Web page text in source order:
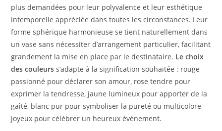
plus demandées pour leur polyvalence et leur esthétique
intemporelle appréciée dans toutes les circonstances. Leur
forme sphérique harmonieuse se tient naturellement dans
un vase sans nécessiter d’arrangement particulier, facilitant
grandement la mise en place par le destinataire. Le choix
des couleurs s’adapte à la signification souhaitée : rouge
passionné pour déclarer son amour, rose tendre pour
exprimer la tendresse, jaune lumineux pour apporter de la
gaîté, blanc pur pour symboliser la pureté ou multicolore
joyeux pour célébrer un heureux événement.